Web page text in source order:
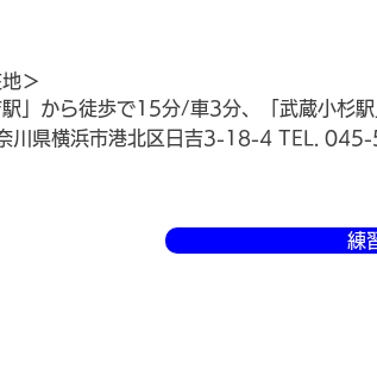
＞
駅」から徒歩で15分/車3分、「武蔵小杉
川県横浜市港北区日吉3-18-4 TEL.
練